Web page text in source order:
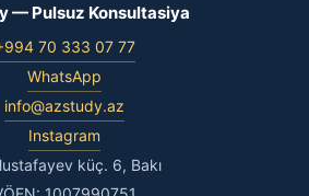
— Pulsuz Konsultasiya
70 333 07 77
WhatsApp
info@azstudy.az
Instagram
küç. 6, Bakı